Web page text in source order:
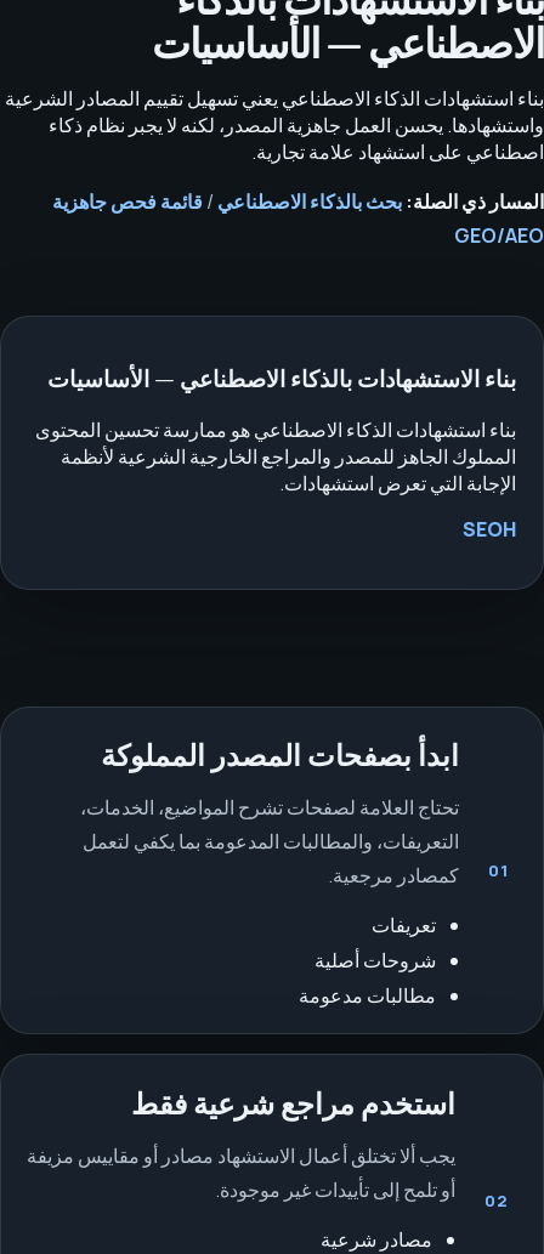
الاصطناعي — الأساسيات
بناء استشهادات الذكاء الاصطناعي يعني تسهيل تقييم المصادر الشرعية
واستشهادها. يحسن العمل جاهزية المصدر، لكنه لا يجبر نظام ذكاء
اصطناعي على استشهاد علامة تجارية.
المسار ذي الصلة: بحث بالذكاء الاصطناعي /قائمة فحص جاهزية
GEO/AEO
بناء الاستشهادات بالذكاء الاصطناعي — الأساسيات
بناء استشهادات الذكاء الاصطناعي هو ممارسة تحسين المحتوى
المملوك الجاهز للمصدر والمراجع الخارجية الشرعية لأنظمة
الإجابة التي تعرض استشهادات.
SEOH
01
ابدأ بصفحات المصدر المملوكة
تحتاج العلامة لصفحات تشرح المواضيع، الخدمات،
التعريفات، والمطالبات المدعومة بما يكفي لتعمل
كمصادر مرجعية.
تعريفات
شروحات أصلية
مطالبات مدعومة
02
استخدم مراجع شرعية فقط
يجب ألا تختلق أعمال الاستشهاد مصادر أو مقاييس مزيفة
أو تلمح إلى تأييدات غير موجودة.
مصادر شرعية